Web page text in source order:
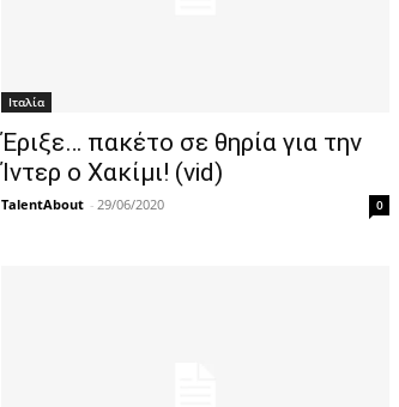
Ιταλία
Έριξε… πακέτο σε θηρία για την
Ίντερ ο Χακίμι! (vid)
TalentAbout - 29/06/2020 0